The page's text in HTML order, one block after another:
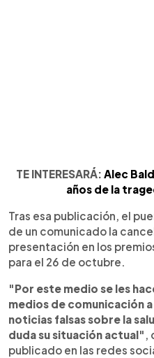
TE INTERESARÁ: Alec
años de la
Tras esa publicación, el
de un comunicado la
presentación en los
para el 26 de octubre.
"Por este medio se les
medios de comunicación
noticias falsas sobre la
duda su situación actual" ,
publicado en las redes